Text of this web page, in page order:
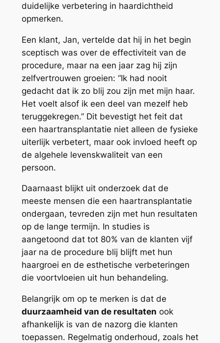
duidelijke verbetering in haardichtheid
opmerken.
Een klant, Jan, vertelde dat hij in het begin
sceptisch was over de effectiviteit van de
procedure, maar na een jaar zag hij zijn
zelfvertrouwen groeien: “Ik had nooit
gedacht dat ik zo blij zou zijn met mijn haar.
Het voelt alsof ik een deel van mezelf heb
teruggekregen.” Dit bevestigt het feit dat
een haartransplantatie niet alleen de fysieke
uiterlijk verbetert, maar ook invloed heeft op
de algehele levenskwaliteit van een
persoon.
Daarnaast blijkt uit onderzoek dat de
meeste mensen die een haartransplantatie
ondergaan, tevreden zijn met hun resultaten
op de lange termijn. In studies is
aangetoond dat tot 80% van de klanten vijf
jaar na de procedure blij blijft met hun
haargroei en de esthetische verbeteringen
die voortvloeien uit hun behandeling.
Belangrijk om op te merken is dat de
duurzaamheid van de resultaten ook
afhankelijk is van de nazorg die klanten
toepassen. Regelmatig onderhoud, zoals het